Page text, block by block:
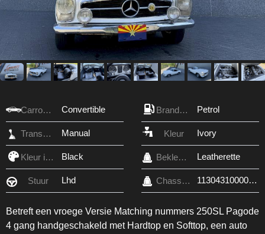
Carrosserie Convertible Brandstof Petrol
Transmissie Manual Kleur Ivory
Kleur interieur Black Bekleding Leatherette
Stuur Lhd Chassis nr. 11304310000093
Betreft een vroege Versie Matching nummers 250SL Pagode
4 gang handgeschakeld met Hardtop en Softtop, een auto